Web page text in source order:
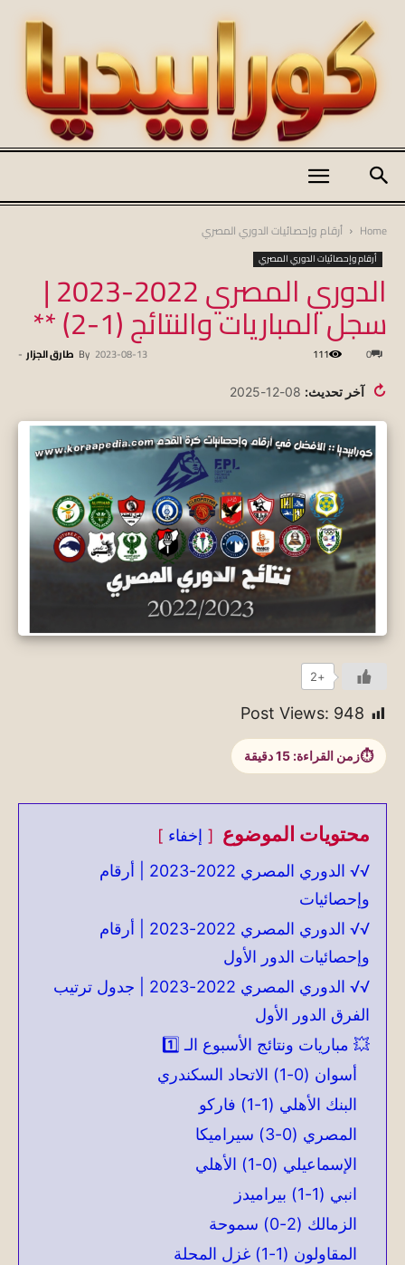
koraapedia
Home أرقام وإحصائيات الدوري المصري
أرقام وإحصائيات الدوري المصري
الدوري المصري 2022-2023 |
سجل المباريات والنتائج (1-2) **
By طارق الجزار - 2023-08-13 0
111
↻ آخر تحديث: 08-12-2025
+2
Post Views: 948
زمن القراءة: 15دقيقة
محتويات الموضوع
إخفاء
√√ الدوري المصري 2022-2023 | أرقام
وإحصائيات
√√ الدوري المصري 2022-2023 | أرقام
وإحصائيات الدور الأول
√√ الدوري المصري 2022-2023 | جدول ترتيب
الفرق الدور الأول
💥 مباريات ونتائج الأسبوع الـ 1️⃣
أسوان (0-1) الاتحاد السكندري
البنك الأهلي (1-1) فاركو
المصري (0-3) سيراميكا
الإسماعيلي (0-1) الأهلي
انبي (1-1) بيراميدز
الزمالك (2-0) سموحة
المقاولون (1-1) غزل المحلة